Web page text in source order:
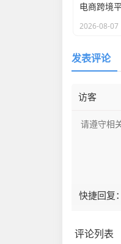
2026-08-07
发表评论
快捷回复：
评论列表